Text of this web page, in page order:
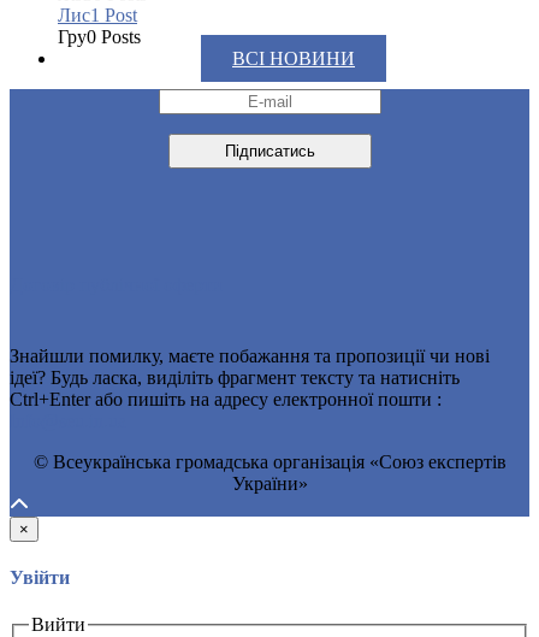
Лис1 Post
Гру0 Posts
ВСІ НОВИНИ
Знайшли помилку, маєте побажання та пропозиції чи нові
ідеї? Будь ласка, виділіть фрагмент тексту та натисніть
Ctrl+Enter або пишіть на адресу електронної пошти :
© Всеукраїнська громадська організація «Союз експертів
України»
×
Увійти
Вийти